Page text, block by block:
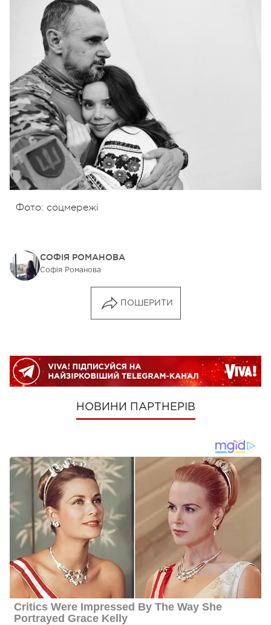
Фото: соцмережі
СОФІЯ РОМАНОВА
Софія Романова
ПОШЕРИТИ
НОВИНИ ПАРТНЕРІВ